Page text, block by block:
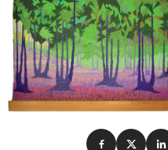
Condividi su